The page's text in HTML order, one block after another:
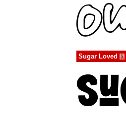
Sugar Loved à